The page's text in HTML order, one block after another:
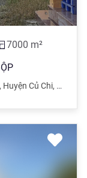
7000 m²
, Huyện Củ Chi, Hồ Chí